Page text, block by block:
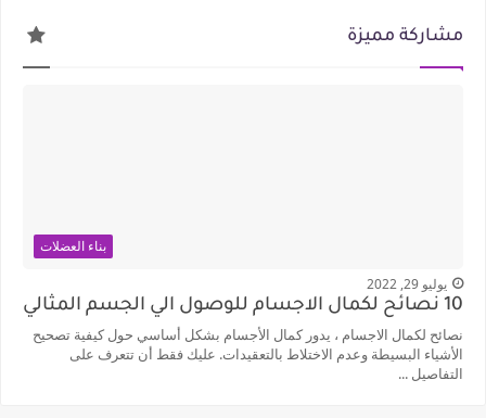
مشاركة مميزة
بناء العضلات
يوليو 29, 2022
10 نصائح لكمال الاجسام للوصول الي الجسم المثالي
نصائح لكمال الاجسام ، يدور كمال الأجسام بشكل أساسي حول كيفية تصحيح
الأشياء البسيطة وعدم الاختلاط بالتعقيدات. عليك فقط أن تتعرف على
التفاصيل ...